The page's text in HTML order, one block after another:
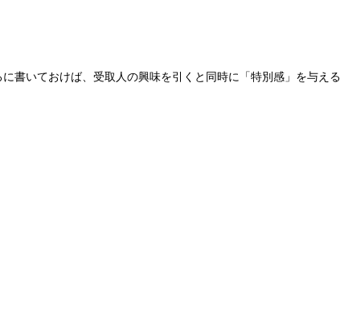
書いておけば、受取人の興味を引くと同時に「特別感」を与え